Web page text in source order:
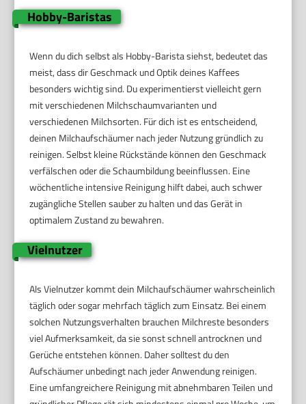
Hobby-Baristas
Wenn du dich selbst als Hobby-Barista siehst, bedeutet das
meist, dass dir Geschmack und Optik deines Kaffees
besonders wichtig sind. Du experimentierst vielleicht gern
mit verschiedenen Milchschaumvarianten und
verschiedenen Milchsorten. Für dich ist es entscheidend,
deinen Milchaufschäumer nach jeder Nutzung gründlich zu
reinigen. Selbst kleine Rückstände können den Geschmack
verfälschen oder die Schaumbildung beeinflussen. Eine
wöchentliche intensive Reinigung hilft dabei, auch schwer
zugängliche Stellen sauber zu halten und das Gerät in
optimalem Zustand zu bewahren.
Vielnutzer
Als Vielnutzer kommt dein Milchaufschäumer wahrscheinlich
täglich oder sogar mehrfach täglich zum Einsatz. Bei einem
solchen Nutzungsverhalten brauchen Milchreste besonders
viel Aufmerksamkeit, da sie sonst schnell antrocknen und
Gerüche entstehen können. Daher solltest du den
Aufschäumer unbedingt nach jeder Anwendung reinigen.
Eine umfangreichere Reinigung mit abnehmbaren Teilen und